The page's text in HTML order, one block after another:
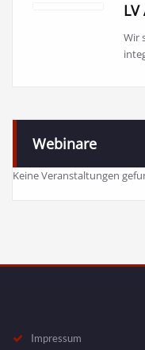
LV
Wir
Webinare
Keine Veranstaltungen
Impressum